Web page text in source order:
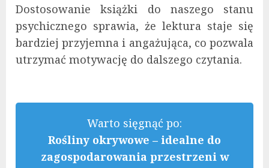
Dostosowanie książki do naszego stanu
psychicznego sprawia, że lektura staje się
bardziej przyjemna i angażująca, co pozwala
utrzymać motywację do dalszego czytania.
Warto sięgnąć po:
Rośliny okrywowe – idealne do
zagospodarowania przestrzeni w